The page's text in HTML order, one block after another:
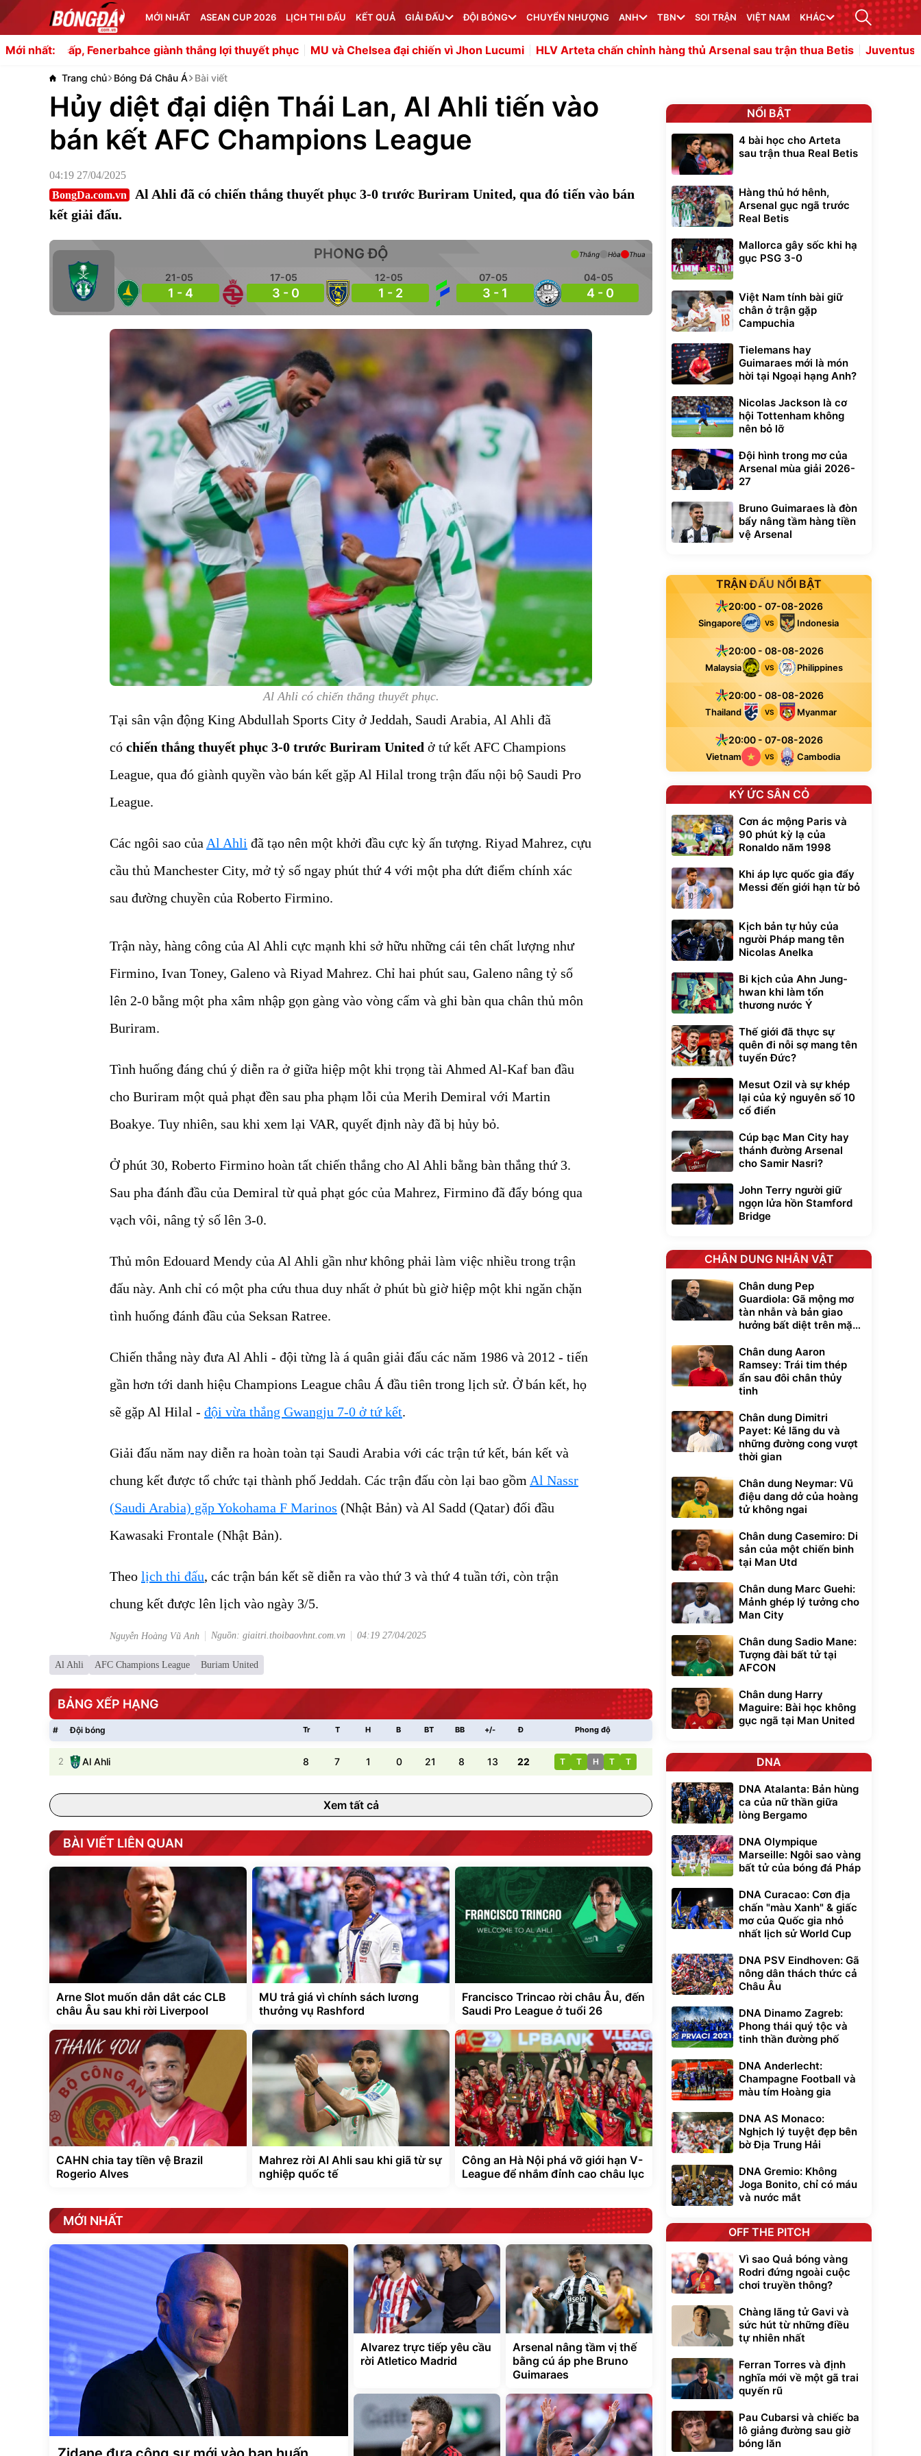
MỚI NHẤT ASEAN CUP 2026 LỊCH THI ĐẤU KẾT QUẢ GIẢI ĐẤU ĐỘI BÓNG CHUYỂN NHƯỢNG ANH TBN SOI TRẬN VIỆT NAM KHÁC
Mới nhất:
Fenerbahce giành thắng lợi thuyết phục MU và Chelsea đại chiến vì Jhon Lucumi HLV Arteta chấn chỉnh hàng thủ Arsenal sau trận thua Betis Juventus săn đón
Trang chủ Bóng Đá Châu Á Bài viết
Hủy diệt đại diện Thái Lan, Al Ahli tiến vào
bán kết AFC Champions League
04:19 27/04/2025
BongDa.com.vn
Al Ahli đã có chiến thắng thuyết phục 3-0 trước Buriram United, qua đó tiến vào bán
kết giải đấu.
PHONG ĐỘ
21-05
1 - 4
17-05
3 - 0
12-05
1 - 2
07-05
3 - 1
04-05
4 - 0
Thắng Hòa Thua
Al Ahli có chiến thắng thuyết phục.
Tại sân vận động King Abdullah Sports City ở Jeddah, Saudi Arabia, Al Ahli đã
có chiến thắng thuyết phục 3-0 trước Buriram United ở tứ kết AFC Champions
League, qua đó giành quyền vào bán kết gặp Al Hilal trong trận đấu nội bộ Saudi Pro
League.
Các ngôi sao của Al Ahli đã tạo nên một khởi đầu cực kỳ ấn tượng. Riyad Mahrez, cựu
cầu thủ Manchester City, mở tỷ số ngay phút thứ 4 với một pha dứt điểm chính xác
sau đường chuyền của Roberto Firmino.
Trận này, hàng công của Al Ahli cực mạnh khi sở hữu những cái tên chất lượng như
Firmino, Ivan Toney, Galeno và Riyad Mahrez. Chỉ hai phút sau, Galeno nâng tỷ số
lên 2-0 bằng một pha xâm nhập gọn gàng vào vòng cấm và ghi bàn qua chân thủ môn
Buriram.
Tình huống đáng chú ý diễn ra ở giữa hiệp một khi trọng tài Ahmed Al-Kaf ban đầu
cho Buriram một quả phạt đền sau pha phạm lỗi của Merih Demiral với Martin
Boakye. Tuy nhiên, sau khi xem lại VAR, quyết định này đã bị hủy bỏ.
Ở phút 30, Roberto Firmino hoàn tất chiến thắng cho Al Ahli bằng bàn thắng thứ 3.
Sau pha đánh đầu của Demiral từ quả phạt góc của Mahrez, Firmino đã đẩy bóng qua
vạch vôi, nâng tỷ số lên 3-0.
Thủ môn Edouard Mendy của Al Ahli gần như không phải làm việc nhiều trong trận
đấu này. Anh chỉ có một pha cứu thua duy nhất ở phút bù giờ hiệp một khi ngăn chặn
tình huống đánh đầu của Seksan Ratree.
Chiến thắng này đưa Al Ahli - đội từng là á quân giải đấu các năm 1986 và 2012 - tiến
gần hơn tới danh hiệu Champions League châu Á đầu tiên trong lịch sử. Ở bán kết, họ
sẽ gặp Al Hilal - đội vừa thắng Gwangju 7-0 ở tứ kết.
Giải đấu năm nay diễn ra hoàn toàn tại Saudi Arabia với các trận tứ kết, bán kết và
chung kết được tổ chức tại thành phố Jeddah. Các trận đấu còn lại bao gồm Al Nassr
(Saudi Arabia) gặp Yokohama F Marinos (Nhật Bản) và Al Sadd (Qatar) đối đầu
Kawasaki Frontale (Nhật Bản).
Theo lịch thi đấu, các trận bán kết sẽ diễn ra vào thứ 3 và thứ 4 tuần tới, còn trận
chung kết được lên lịch vào ngày 3/5.
Nguyễn Hoàng Vũ Anh Nguồn: giaitri.thoibaovhnt.com.vn 04:19 27/04/2025
Al Ahli AFC Champions League Buriam United
BẢNG XẾP HẠNG
# Đội bóng Tr T H B BT BB +/- Đ Phong độ
2 Al Ahli 8 7 1 0 21 8 13 22 T T H T T
Xem tất cả
BÀI VIẾT LIÊN QUAN
Arne Slot muốn dẫn dắt các CLB
châu Âu sau khi rời Liverpool
MU trả giá vì chính sách lương
thưởng vụ Rashford
Francisco Trincao rời châu Âu, đến
Saudi Pro League ở tuổi 26
CAHN chia tay tiền vệ Brazil
Rogerio Alves
Mahrez rời Al Ahli sau khi giã từ sự
nghiệp quốc tế
Công an Hà Nội phá vỡ giới hạn V-
League để nhắm đỉnh cao châu lục
MỚI NHẤT
Alvarez trực tiếp yêu cầu
rời Atletico Madrid
Arsenal nâng tầm vị thế
bằng cú áp phe Bruno
Guimaraes
NỔI BẬT
4 bài học cho Arteta
sau trận thua Real Betis
Hàng thủ hớ hênh,
Arsenal gục ngã trước
Real Betis
Mallorca gây sốc khi hạ
gục PSG 3-0
Việt Nam tính bài giữ
chân ở trận gặp
Campuchia
Tielemans hay
Guimaraes mới là món
hời tại Ngoại hạng Anh?
Nicolas Jackson là cơ
hội Tottenham không
nên bỏ lỡ
Đội hình trong mơ của
Arsenal mùa giải 2026-
27
Bruno Guimaraes là đòn
bẩy nâng tầm hàng tiền
vệ Arsenal
TRẬN ĐẤU NỔI BẬT
20:00 - 07-08-2026
Singapore VS Indonesia
20:00 - 08-08-2026
Malaysia VS Philippines
20:00 - 08-08-2026
Thailand VS Myanmar
20:00 - 07-08-2026
Vietnam VS Cambodia
KÝ ỨC SÂN CỎ
Cơn ác mộng Paris và
90 phút kỳ lạ của
Ronaldo năm 1998
Khi áp lực quốc gia đẩy
Messi đến giới hạn từ bỏ
Kịch bản tự hủy của
người Pháp mang tên
Nicolas Anelka
Bi kịch của Ahn Jung-
hwan khi làm tổn
thương nước Ý
Thế giới đã thực sự
quên đi nỗi sợ mang tên
tuyển Đức?
Mesut Ozil và sự khép
lại của kỷ nguyên số 10
cổ điển
Cúp bạc Man City hay
thánh đường Arsenal
cho Samir Nasri?
John Terry người giữ
ngọn lửa hồn Stamford
Bridge
CHÂN DUNG NHÂN VẬT
Chân dung Pep
Guardiola: Gã mộng mơ
tàn nhẫn và bản giao
hưởng bất diệt trên mặt
Chân dung Aaron
Ramsey: Trái tim thép
ẩn sau đôi chân thủy
tinh
Chân dung Dimitri
Payet: Kẻ lãng du và
những đường cong vượt
thời gian
Chân dung Neymar: Vũ
điệu dang dở của hoàng
tử không ngai
Chân dung Casemiro: Di
sản của một chiến binh
tại Man Utd
Chân dung Marc Guehi:
Mảnh ghép lý tưởng cho
Man City
Chân dung Sadio Mane:
Tượng đài bất tử tại
AFCON
Chân dung Harry
Maguire: Bài học không
gục ngã tại Man United
DNA
DNA Atalanta: Bản hùng
ca của nữ thần giữa
lòng Bergamo
DNA Olympique
Marseille: Ngôi sao vàng
bất tử của bóng đá Pháp
DNA Curacao: Cơn địa
chấn "màu Xanh" & giấc
mơ của Quốc gia nhỏ
nhất lịch sử World Cup
DNA PSV Eindhoven: Gã
nông dân thách thức cả
Châu Âu
DNA Dinamo Zagreb:
Phong thái quý tộc và
tinh thần đường phố
DNA Anderlecht:
Champagne Football và
màu tím Hoàng gia
DNA AS Monaco:
Nghịch lý tuyệt đẹp bên
bờ Địa Trung Hải
DNA Gremio: Không
Joga Bonito, chỉ có máu
và nước mắt
OFF THE PITCH
Vì sao Quả bóng vàng
Rodri đứng ngoài cuộc
chơi truyền thông?
Chàng lãng tử Gavi và
sức hút từ những điều
tự nhiên nhất
Ferran Torres và định
nghĩa mới về một gã trai
quyến rũ
Pau Cubarsi và chiếc ba
lô giảng đường sau giờ
bóng lăn